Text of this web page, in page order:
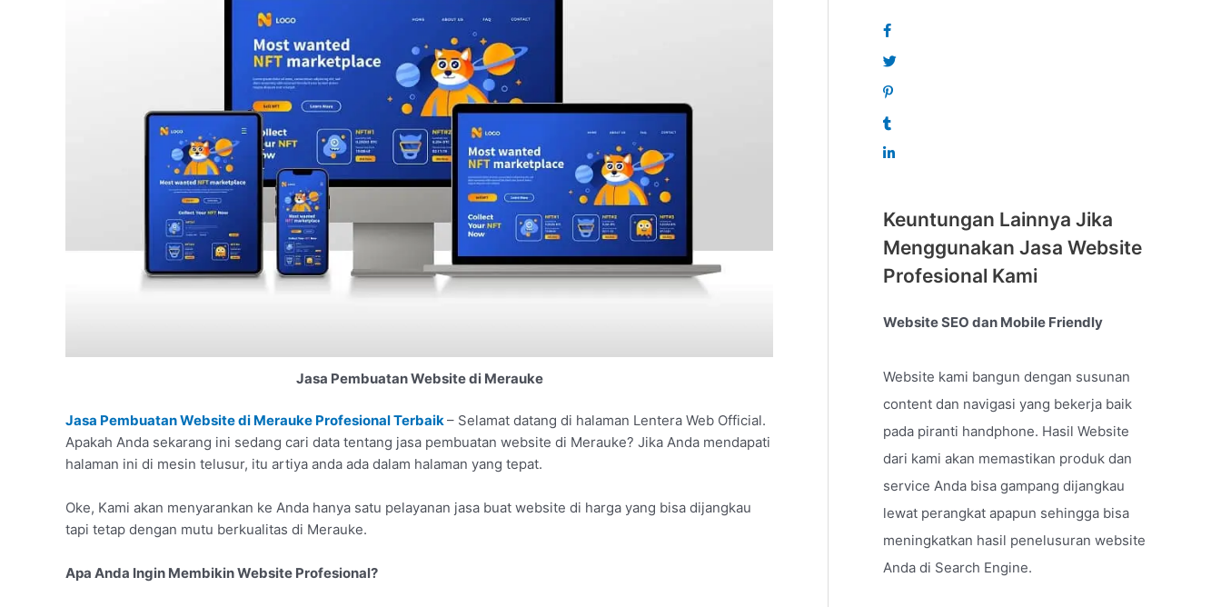
Jasa Pembuatan Website di Merauke
Jasa Pembuatan Website di Merauke Profesional Terbaik– Selamat datang di halaman Lentera Web Official.
Apakah Anda sekarang ini sedang cari data tentang jasa pembuatan website di Merauke? Jika Anda mendapati
halaman ini di mesin telusur, itu artiya anda ada dalam halaman yang tepat.
Oke, Kami akan menyarankan ke Anda hanya satu pelayanan jasa buat website di harga yang bisa dijangkau
tapi tetap dengan mutu berkualitas di Merauke.
Apa Anda Ingin Membikin Website Profesional?
Keuntungan Lainnya Jika
Menggunakan Jasa Website
Profesional Kami
Website SEO dan Mobile Friendly
Website kami bangun dengan susunan
content dan navigasi yang bekerja baik
pada piranti handphone. Hasil Website
dari kami akan memastikan produk dan
service Anda bisa gampang dijangkau
lewat perangkat apapun sehingga bisa
meningkatkan hasil penelusuran website
Anda di Search Engine.